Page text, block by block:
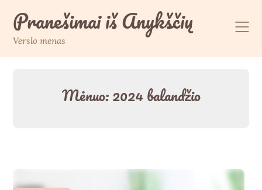
content
Pranešimai iš Anykščių
Verslo menas
Mėnuo:2024 balandžio